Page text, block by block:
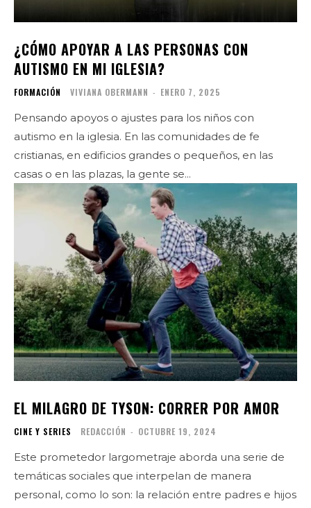
¿CÓMO APOYAR A LAS PERSONAS CON
AUTISMO EN MI IGLESIA?
FORMACIÓN VIVIANA OBERMANN - ENERO 7, 2025
Pensando apoyos o ajustes para los niños con
autismo en la iglesia. En las comunidades de fe
cristianas, en edificios grandes o pequeños, en las
casas o en las plazas, la gente se...
EL MILAGRO DE TYSON: CORRER POR AMOR
CINE Y SERIES REDACCIÓN - OCTUBRE 19, 2024
Este prometedor largometraje aborda una serie de
temáticas sociales que interpelan de manera
personal, como lo son: la relación entre padres e hijos